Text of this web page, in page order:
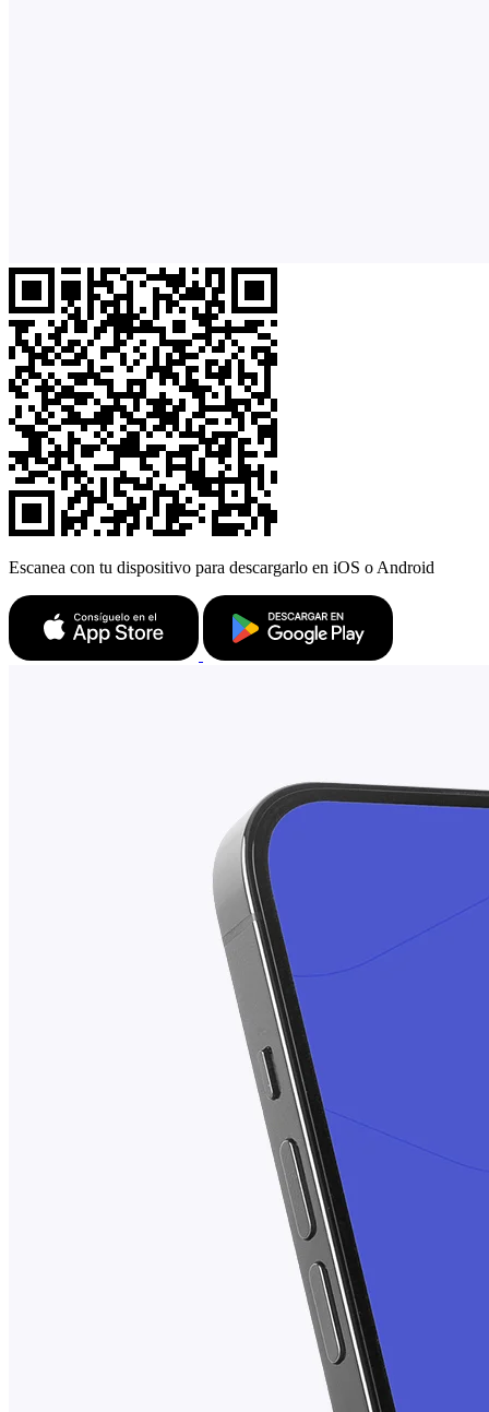
Escanea con tu dispositivo para descargarlo en iOS o Android